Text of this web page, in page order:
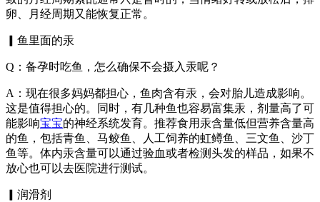
卵、月经周期又能恢复正常。
▎鱼里面的汞
Q：备孕时吃鱼，怎么确保不会摄入汞呢？
A：现在很多妈妈都担心，鱼肉含有汞，会对胎儿造成影响。
这是值得担心的。同时，有几种鱼也容易富集汞，剂量高了可
能影响宝宝的神经系统发育。推荐食用汞含量低但营养含量高
的鱼，包括青鱼、马鲛鱼、人工饲养的虹鳟鱼、三文鱼、沙丁
鱼等。体内汞含量可以通过验血或者检测头发的样品，如果不
放心也可以去医院进行测试。
▎润滑剂